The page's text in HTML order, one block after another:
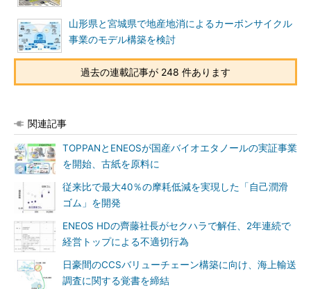
山形県と宮城県で地産地消によるカーボンサイクル
事業のモデル構築を検討
過去の連載記事が 248 件あります
関連記事
TOPPANとENEOSが国産バイオエタノールの実証事業
を開始、古紙を原料に
従来比で最大40％の摩耗低減を実現した「自己潤滑
ゴム」を開発
ENEOS HDの齊藤社長がセクハラで解任、2年連続で
経営トップによる不適切行為
日豪間のCCSバリューチェーン構築に向け、海上輸送
調査に関する覚書を締結